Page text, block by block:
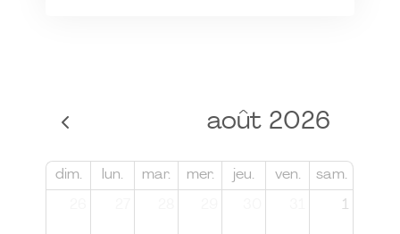
août 2026
dim. lun. mar. mer. jeu. ven. sam.
1